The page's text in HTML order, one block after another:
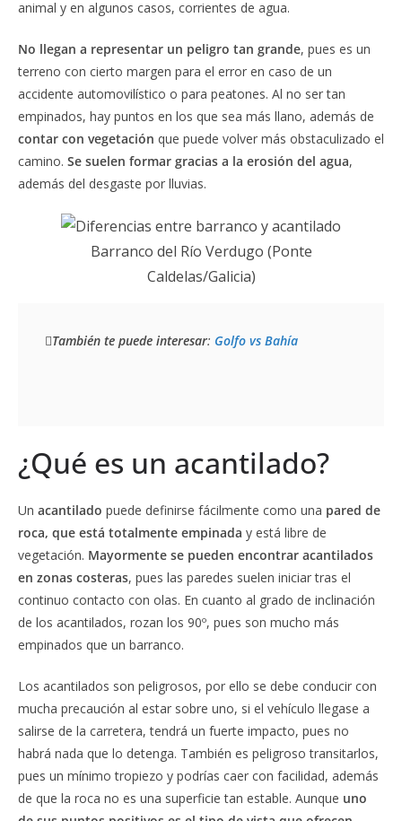
animal y en algunos casos, corrientes de agua.
No llegan a representar un peligro tan grande, pues es un
terreno con cierto margen para el error en caso de un
accidente automovilístico o para peatones. Al no ser tan
empinados, hay puntos en los que sea más llano, además de
contar con vegetación que puede volver más obstaculizado el
camino. Se suelen formar gracias a la erosión del agua,
además del desgaste por lluvias.
Barranco del Río Verdugo (Ponte
Caldelas/Galicia)
También te puede interesar: Golfo vs Bahía
¿Qué es un acantilado?
Un acantilado puede definirse fácilmente como una pared de
roca, que está totalmente empinada y está libre de
vegetación. Mayormente se pueden encontrar acantilados
en zonas costeras, pues las paredes suelen iniciar tras el
continuo contacto con olas. En cuanto al grado de inclinación
de los acantilados, rozan los 90º, pues son mucho más
empinados que un barranco.
Los acantilados son peligrosos, por ello se debe conducir con
mucha precaución al estar sobre uno, si el vehículo llegase a
salirse de la carretera, tendrá un fuerte impacto, pues no
habrá nada que lo detenga. También es peligroso transitarlos,
pues un mínimo tropiezo y podrías caer con facilidad, además
de que la roca no es una superficie tan estable. Aunque uno